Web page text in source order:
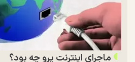
ماجرای اینترنت پرو چه بود؟